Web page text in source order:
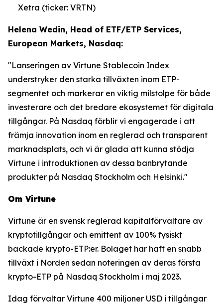
Xetra (ticker: VRTN)
Helena Wedin, Head of ETF/ETP Services,
European Markets, Nasdaq:
"Lanseringen av Virtune Stablecoin Index
understryker den starka tillväxten inom ETP-
segmentet och markerar en viktig milstolpe för både
investerare och det bredare ekosystemet för digitala
tillgångar. På Nasdaq förblir vi engagerade i att
främja innovation inom en reglerad och transparent
marknadsplats, och vi är glada att kunna stödja
Virtune i introduktionen av dessa banbrytande
produkter på Nasdaq Stockholm och Helsinki."
Om Virtune
Virtune är en svensk reglerad kapitalförvaltare av
kryptotillgångar och emittent av 100% fysiskt
backade krypto-ETP:er. Bolaget har haft en snabb
tillväxt i Norden sedan noteringen av deras första
krypto-ETP på Nasdaq Stockholm i maj 2023.
Idag förvaltar Virtune 400 miljoner USD i tillgångar